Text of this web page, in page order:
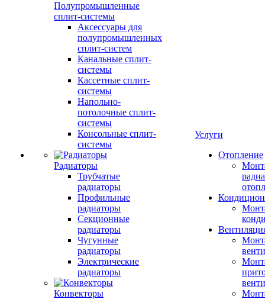
Полупромышленные
сплит-системы
Аксессуары для
полупромышленных
сплит-систем
Канальные сплит-
системы
Кассетные сплит-
системы
Напольно-
потолочные сплит-
системы
Консольные сплит-
системы
Радиаторы
Трубчатые
радиаторы
Профильные
радиаторы
Секционные
радиаторы
Чугунные
радиаторы
Электрические
радиаторы
Конвекторы
Услуги
Отопление